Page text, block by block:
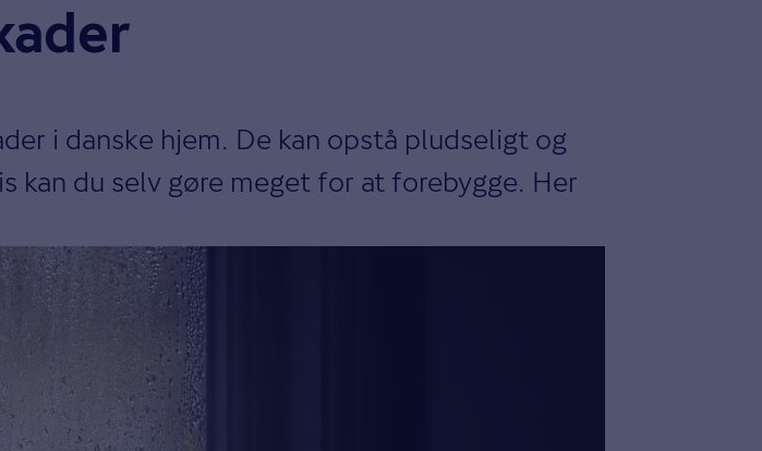
i danske hjem. De kan opstå pludseligt og
kan du selv gøre meget for at forebygge. Her